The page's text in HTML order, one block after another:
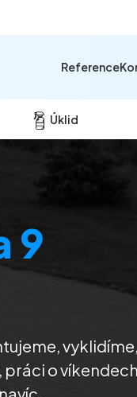
Úklid
Reference
9
vyklidíme,
o víkendech